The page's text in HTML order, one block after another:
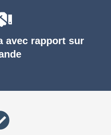
avec rapport sur